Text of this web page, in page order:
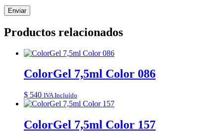
Productos relacionados
ColorGel 7,5ml Color 086
$ 540 IVA Incluído
ColorGel 7,5ml Color 157